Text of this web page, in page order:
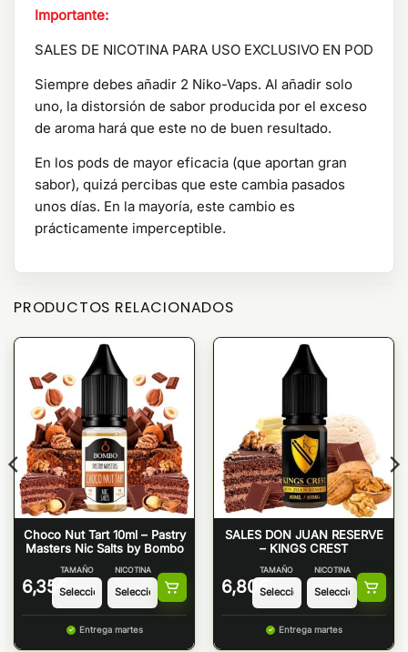
Importante:
SALES DE NICOTINA PARA USO EXCLUSIVO EN POD
Siempre debes añadir 2 Niko-Vaps. Al añadir solo
uno, la distorsión de sabor producida por el exceso
de aroma hará que este no de buen resultado.
En los pods de mayor eficacia (que aportan gran
sabor), quizá percibas que este cambia pasados
unos días. En la mayoría, este cambio es
prácticamente imperceptible.
PRODUCTOS RELACIONADOS
Choco Nut Tart 10ml – Pastry
Masters Nic Salts by Bombo
6,35 €
TAMAÑO NICOTINA
Entrega martes
SALES DON JUAN RESERVE
– KINGS CREST
6,80 €
TAMAÑO NICOTINA
Entrega martes